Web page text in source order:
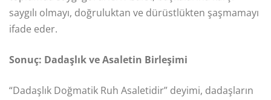
saygılı olmayı, doğruluktan ve dürüstlükten şaşmamayı
ifade eder.
Sonuç: Dadaşlık ve Asaletin Birleşimi
“Dadaşlık Doğmatik Ruh Asaletidir” deyimi, dadaşların